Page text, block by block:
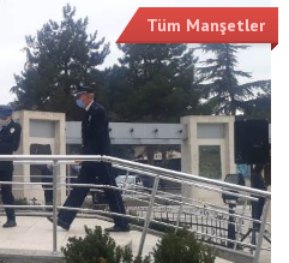
Tüm Manşetler